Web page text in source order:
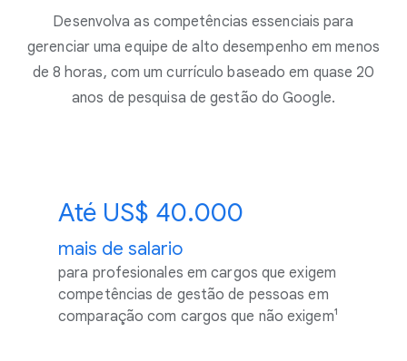
Desenvolva as competências essenciais para
gerenciar uma equipe de alto desempenho em menos
de 8 horas, com um currículo baseado em quase 20
anos de pesquisa de gestão do Google.
Até US$ 40.000
mais de salario
para profesionales em cargos que exigem
competências de gestão de pessoas em
comparação com cargos que não exigem¹